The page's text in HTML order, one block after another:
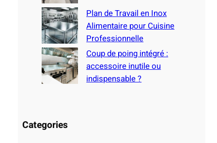
Plan de Travail en Inox
Alimentaire pour Cuisine
Professionnelle
Coup de poing intégré :
accessoire inutile ou
indispensable ?
Categories